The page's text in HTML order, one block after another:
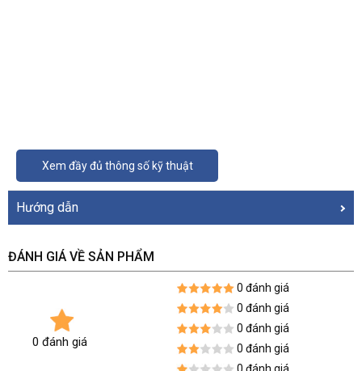
Xem đầy đủ thông số kỹ thuật
Hướng dẫn
ĐÁNH GIÁ VỀ SẢN PHẨM
0 đánh giá
0 đánh giá
0 đánh giá
0 đánh giá
0 đánh giá